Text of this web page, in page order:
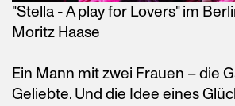
"Stella - A play for Lovers" im
Moritz Haase
Ein Mann mit zwei Frauen – die
Geliebte. Und die Idee eines